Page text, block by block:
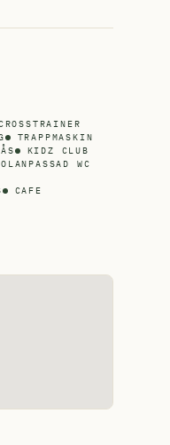
TRAPPMASKIN
KIDZ CLUB
WC
CAFE